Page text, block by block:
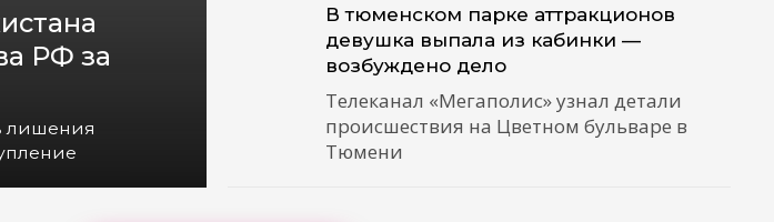
РФ за
лишения
В тюменском парке аттракционов
девушка выпала из кабинки —
возбуждено дело
Телеканал «Мегаполис» узнал детали
происшествия на Цветном бульваре в
Тюмени